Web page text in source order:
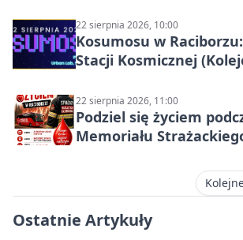
22 sierpnia 2026, 10:00
Kosumosu w
Stacji Kosmicznej
22 sierpnia 2026, 11:00
Podziel się życiem
Memoriału
Ostatnie Artykuły